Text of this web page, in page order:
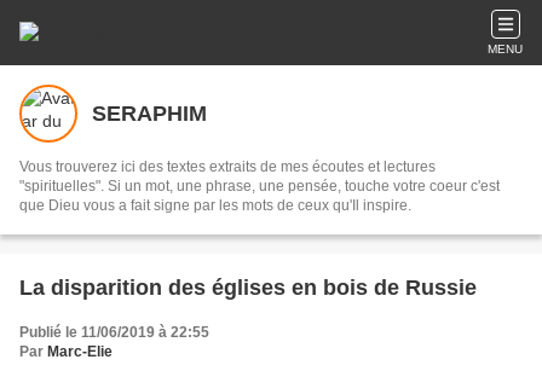
MENU
SERAPHIM
Vous trouverez ici des textes extraits de mes écoutes et lectures
"spirituelles". Si un mot, une phrase, une pensée, touche votre coeur c'est
que Dieu vous a fait signe par les mots de ceux qu'Il inspire.
La disparition des églises en bois de Russie
Publié le 11/06/2019 à 22:55
Par Marc-Elie